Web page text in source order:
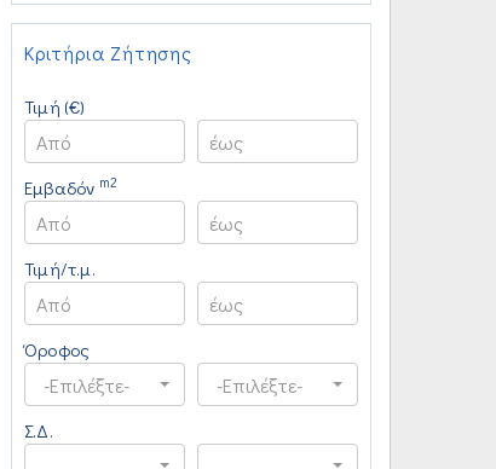
Κριτήρια Ζήτησης
Τιμή (€)
Εμβαδόν m2
Τιμή/τ.μ.
Όροφος
-Επιλέξτε- -Επιλέξτε-
Σ.Δ.